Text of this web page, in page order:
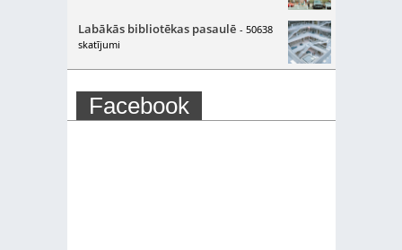
Labākās bibliotēkas pasaulē - 50638
skatījumi
Facebook